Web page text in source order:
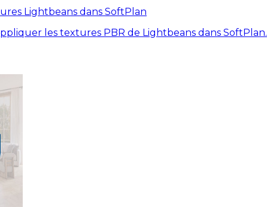
Lightbeans dans SoftPlan
les textures PBR de Lightbeans dans SoftPlan.